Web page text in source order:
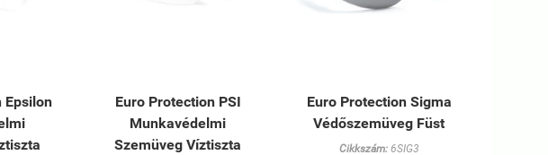
Epsilon
Euro Protection PSI
Munkavédelmi
Szemüveg Víztiszta
Euro Protection Sigma
Védőszemüveg Füst
Cikkszám:6SIG3